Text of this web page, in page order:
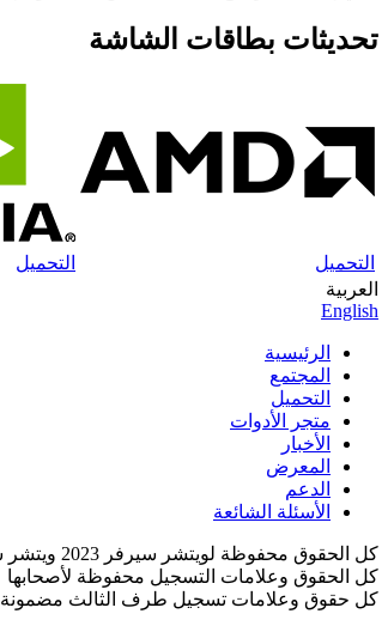
تحديثات بطاقات الشاشة
التحميل
التحميل
العربية
English
الرئيسية
المجتمع
التحميل
متجر الأدوات
الأخبار
المعرض
الدعم
الأسئلة الشائعة
كل الحقوق محفوظة لويتشر سيرفر 2023 ويتشر سيرفر | سيرفر أمل الشعوب خاص بملفات 9.7
كل الحقوق وعلامات التسجيل محفوظة لأصحابها
كل حقوق وعلامات تسجيل طرف الثالث مضمونة